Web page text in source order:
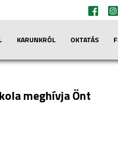
KARUNKRÓL OKTATÁS
meghívja Önt